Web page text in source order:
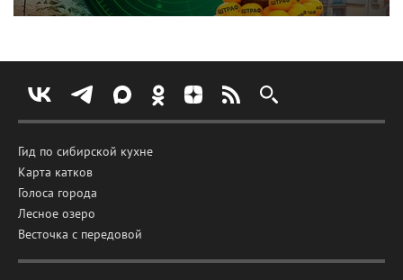
Гид по сибирской кухне
Карта катков
Голоса города
Лесное озеро
Весточка с передовой